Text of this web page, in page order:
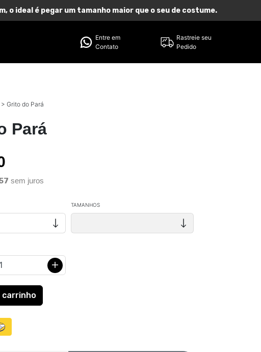
ideal é pegar um tamanho maior que o seu de costume.
Entre em
Contato
Rastreie seu
Pedido
> Grito do Pará
Pará
sem juros
TAMANHOS